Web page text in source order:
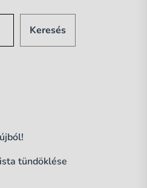
Keresés
tündöklése